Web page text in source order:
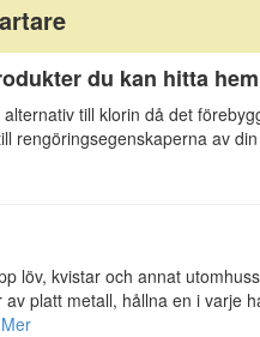
du kan hitta
till klorin då det
rengöringsegenskaperna av
löv, kvistar och annat
platt metall, hållna en i varje